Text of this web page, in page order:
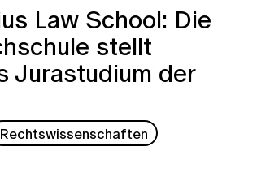
Law School: Die
stellt
Jurastudium der
Rechtswissenschaften